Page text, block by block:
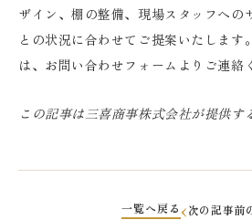
ザイン、棚の整備、現場スタッフへの
との状況に合わせてご提案いたします
は、お問い合わせフォームよりご連絡
この記事は三喜商事株式会社が提供す
次の記事
一覧へ戻る 前